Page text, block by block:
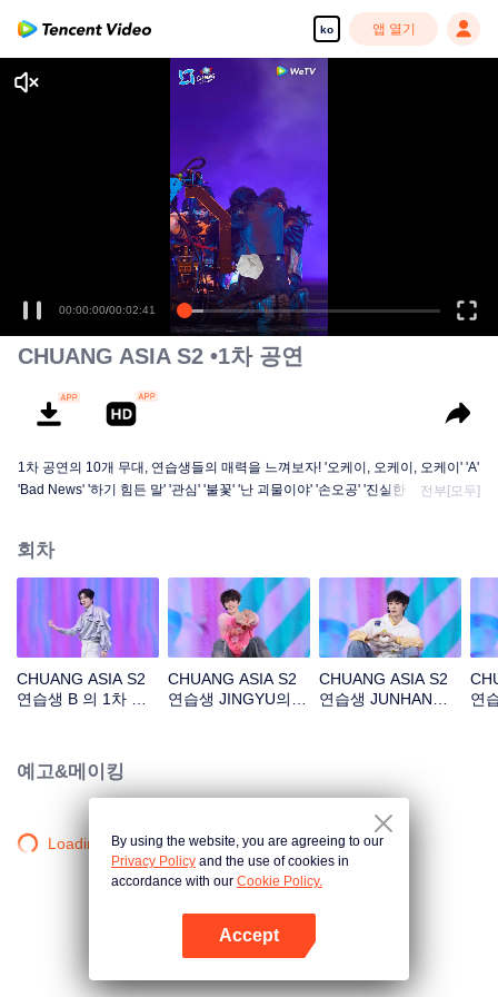
ko 앱 열기
고화질 콘텐츠를 끊김 없이 즐기세요
00:00:00/00:02:41
CHUANG ASIA S2 •1차 공연
1차 공연의 10개 무대, 연습생들의 매력을 느껴보자! '오케이, 오케이, 오케이' 'A'
'Bad News' '하기 힘든 말' '관심' '불꽃' '난 괴물이야' '손오공' '진실한 사랑' '달빛
전부[모두]
회차
CHUANG ASIA S2
연습생 B 의 1차 공
CHUANG ASIA S2
연습생 JINGYU의 1
CHUANG ASIA S2
연습생 JUNHAN의 1
연
예고&메이킹
Loading…By using the website, you are agreeing to our
Privacy Policy and the use of cookies in
accordance with our Cookie Policy.
Accept